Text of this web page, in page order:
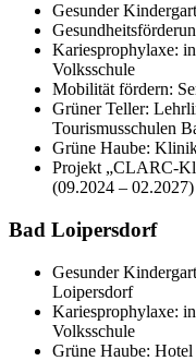
Gesunder
Kariesprophylaxe:
Volksschule
Mobilität fördern:
Grüner Teller:
Tourismusschulen
Grüne Haube:
Projekt „CLARC-
(09.2024 – 02.2027)
Bad Loipersdorf
Gesunder
Loipersdorf
Kariesprophylaxe:
Volksschule
Grüne Haube: Hotel